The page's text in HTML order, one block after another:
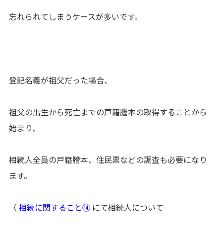
忘れられてしまうケースが多いです。
登記名義が祖父だった場合、
祖父の出生から死亡までの戸籍謄本の取得することから
始まり、
相続人全員の戸籍謄本、住民票などの調査も必要になり
ます。
（ 相続に関すること⑭ にて相続人について